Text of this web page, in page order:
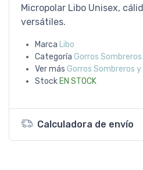
Micropolar Libo Unisex,
versátiles.
Marca Libo
Categoría Gorros
Ver más Gorros Sombreros y
Stock EN STOCK
Calculadora de envío